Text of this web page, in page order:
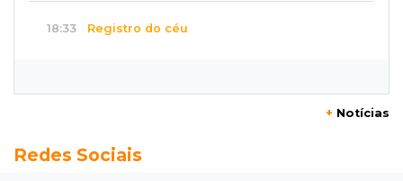
18:33 Registro do céu
Alerta em celulares mobiliza buscas por bebê
+ Notícias
Redes Sociais